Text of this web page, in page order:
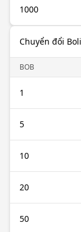
1000
Chuyển đổi
BOB
1
5
10
20
50